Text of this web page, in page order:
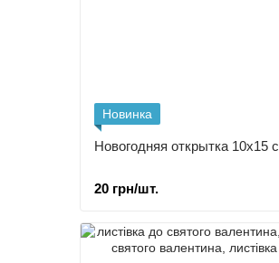
Новинка
Новогодняя открытка 10х15
20 грн/шт.